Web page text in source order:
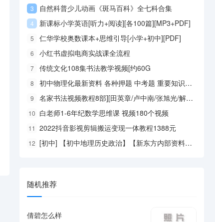
3 自然科普少儿动画《斑马百科》全七科合集
4 新课标小学英语[听力+阅读][各100篇][MP3+PDF]
5 仁华学校奥数课本+思维引导[小学+初中][PDF]
6 小红书虚拟电商实战课全流程
7 传统文化108集书法教学视频[约60G
8 初中物理化最新资料 各种押题 中考题 重要知识点 学霸笔记 易错知识点 难题思路等 全是内部资料
9 名家书法视频教程8部][田英章/卢中南/张旭光/解小青等
10 白老师1-6年纪数学思维课 视频180个视频
11 2022抖音影视剪辑搬运变现一体教程1388元
12 [初中] 【初中地理历史政治】【新东方内部资料】【最新资料】【中考提分】【中考押题】【一共50个文件】
随机推荐
倩碧怎么样